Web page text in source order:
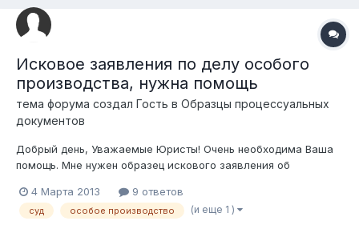
Исковое заявления по делу особого
производства, нужна помощь
тема форума создал Гость в Образцы процессуальных
документов
Добрый день, Уважаемые Юристы! Очень необходима Ваша
помощь. Мне нужен образец искового заявления об
установлении факта принадлежности
правоустанавливающих документов. При принятии
4 Марта 2013 9 ответов
суд особое производство (и еще 1 )